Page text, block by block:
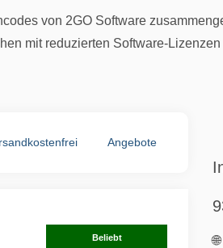
von 2GO Software
mit reduzierten Software-
Angebote
Beliebt 🌐